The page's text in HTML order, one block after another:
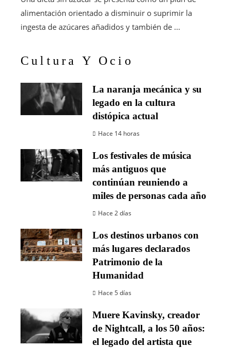
alimentación orientado a disminuir o suprimir la
ingesta de azúcares añadidos y también de ...
Cultura Y Ocio
La naranja mecánica y su
legado en la cultura
distópica actual
Hace 14 horas
Los festivales de música
más antiguos que
continúan reuniendo a
miles de personas cada año
Hace 2 días
Los destinos urbanos con
más lugares declarados
Patrimonio de la
Humanidad
Hace 5 días
Muere Kavinsky, creador
de Nightcall, a los 50 años:
el legado del artista que